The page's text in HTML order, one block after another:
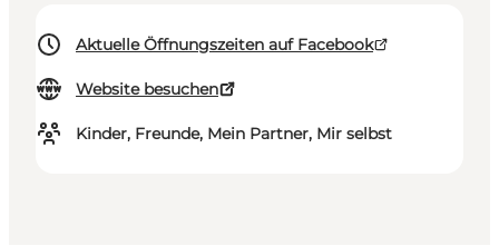
Aktuelle Öffnungszeiten auf Facebook
Website besuchen
Kinder, Freunde, Mein Partner, Mir selbst